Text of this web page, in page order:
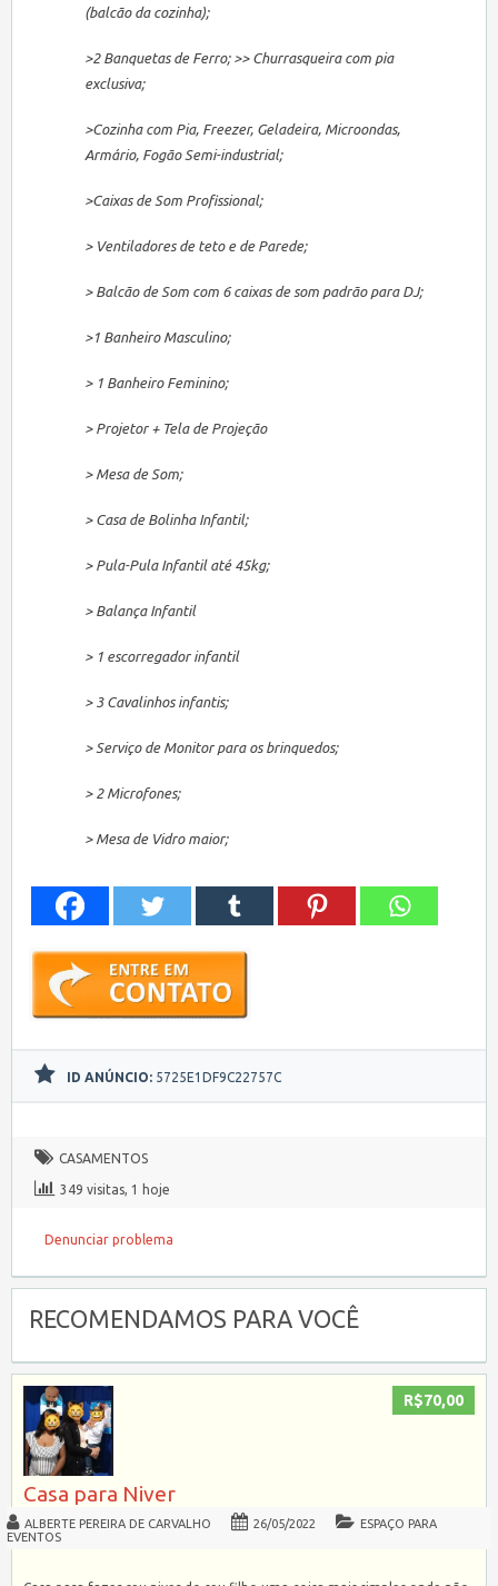
(balcão da cozinha);
>2 Banquetas de Ferro; >> Churrasqueira com pia
exclusiva;
>Cozinha com Pia, Freezer, Geladeira, Microondas,
Armário, Fogão Semi-industrial;
>Caixas de Som Profissional;
> Ventiladores de teto e de Parede;
> Balcão de Som com 6 caixas de som padrão para DJ;
>1 Banheiro Masculino;
> 1 Banheiro Feminino;
> Projetor + Tela de Projeção
> Mesa de Som;
> Casa de Bolinha Infantil;
> Pula-Pula Infantil até 45kg;
> Balança Infantil
> 1 escorregador infantil
> 3 Cavalinhos infantis;
> Serviço de Monitor para os brinquedos;
> 2 Microfones;
> Mesa de Vidro maior;
ID ANÚNCIO: 5725E1DF9C22757C
CASAMENTOS
349 visitas, 1 hoje
Denunciar problema
RECOMENDAMOS PARA VOCÊ
R$70,00
Casa para Niver
ALBERTE PEREIRA DE CARVALHO 26/05/2022
ESPAÇO PARA
EVENTOS